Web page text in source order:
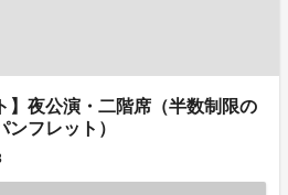
】夜公演・二階席（半数制限の
フレット）